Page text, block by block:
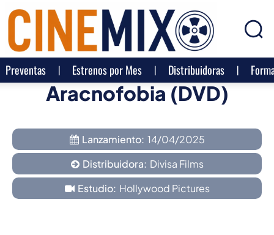
Preventas Estrenos por Mes Distribuidoras
Aracnofobia (DVD)
Lanzamiento: 14/04/2025
Distribuidora: Divisa Films
Estudio: Hollywood Pictures